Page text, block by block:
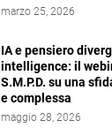
marzo 25, 2026
IA e pensiero
intelligence: il
S.M.P.D. su una
e complessa
maggio 28, 2026